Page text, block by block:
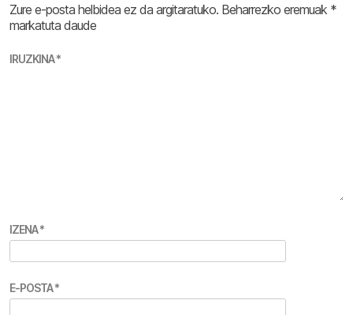
Zure e-posta helbidea ez da argitaratuko. Beharrezko eremuak *
markatuta daude
IRUZKINA*
IZENA*
E-POSTA*